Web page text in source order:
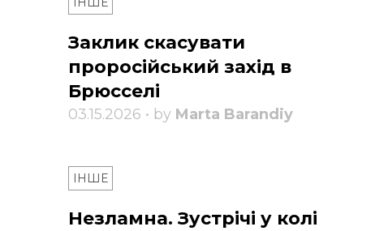
Заклик скасувати
проросійський захід в
Брюсселі
03.15.2026 • by Marta Barandiy
ІНШЕ
Незламна. Зустрічі у колі